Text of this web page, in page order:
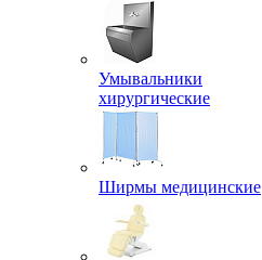
Умывальники
хирургические
Ширмы медицинские